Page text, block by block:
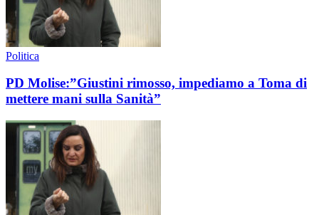
Politica
PD Molise:”Giustini rimosso, impediamo a Toma di
mettere mani sulla Sanità”